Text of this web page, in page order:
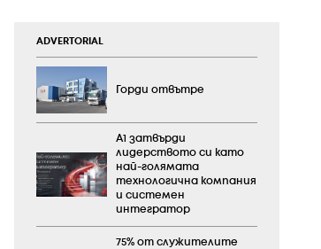
ADVERTORIAL
Горди отвътре
А1 затвърди
лидерството си като
най-голямата
технологична компания
и системен
интегратор
75% от служителите